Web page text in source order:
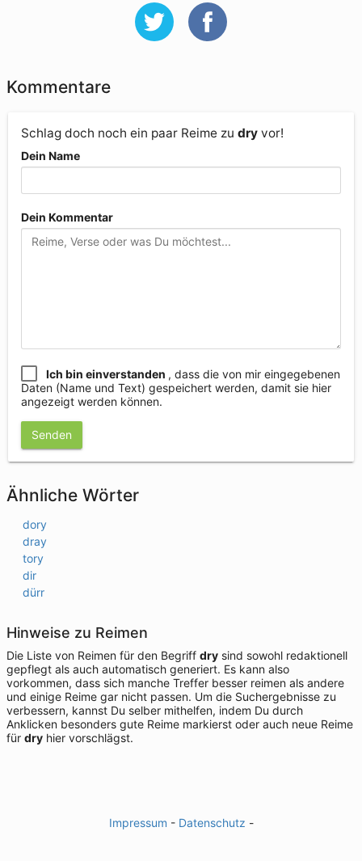
Kommentare
Schlag doch noch ein paar Reime zu dry vor!
Dein Name
Dein Kommentar
Ich bin einverstanden , dass die von mir eingegebenen
Daten (Name und Text) gespeichert werden, damit sie hier
angezeigt werden können.
Senden
Ähnliche Wörter
dory
dray
tory
dir
dürr
Hinweise zu Reimen
Die Liste von Reimen für den Begriff dry sind sowohl redaktionell
gepflegt als auch automatisch generiert. Es kann also
vorkommen, dass sich manche Treffer besser reimen als andere
und einige Reime gar nicht passen. Um die Suchergebnisse zu
verbessern, kannst Du selber mithelfen, indem Du durch
Anklicken besonders gute Reime markierst oder auch neue Reime
für dry hier vorschlägst.
Impressum - Datenschutz -